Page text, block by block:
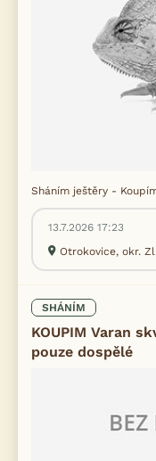
Sháním ještěry -
13.7.2026 17:23
Otrokovice, okr.
SHÁNÍM
KOUPIM Varan
pouze dospělé